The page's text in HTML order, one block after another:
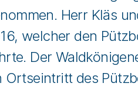
Herr Kläs
welcher den
Der
des